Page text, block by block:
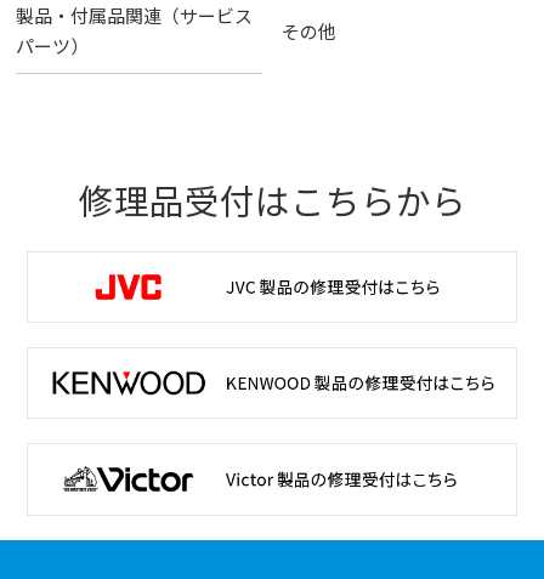
製品・付属品関連（サービス
パーツ）
その他
修理品受付はこちらから